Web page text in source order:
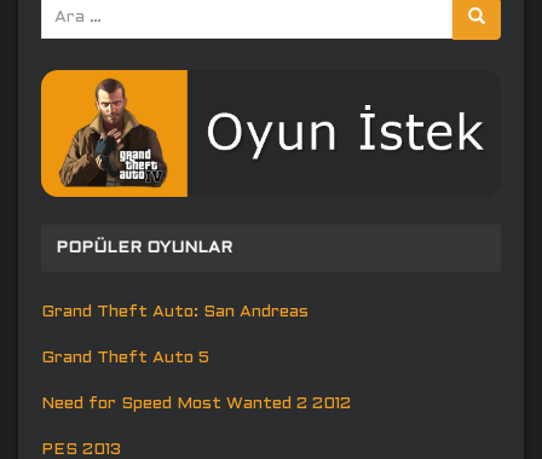
Arama
yap:
POPÜLER OYUNLAR
Grand Theft Auto: San Andreas
Grand Theft Auto 5
Need for Speed Most Wanted 2 2012
PES 2013